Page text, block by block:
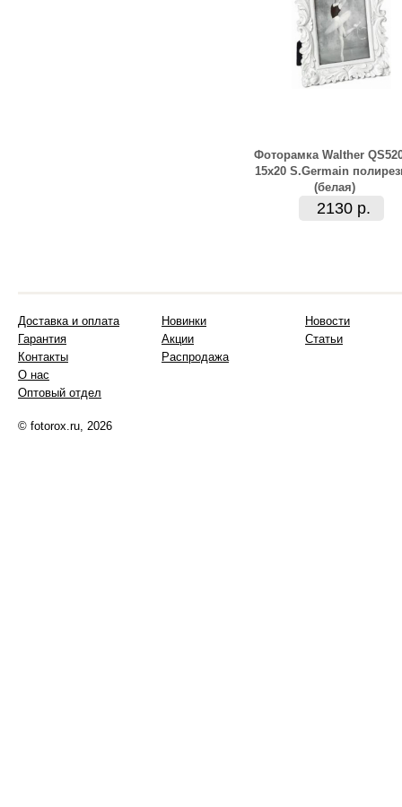
Фоторамка Walther
15x20 S.Germain
(белая)
2130 р.
Доставка и оплата
Гарантия
Контакты
О нас
Оптовый отдел
Новинки
Акции
Распродажа
Новости
Статьи
© fotorox.ru, 2026